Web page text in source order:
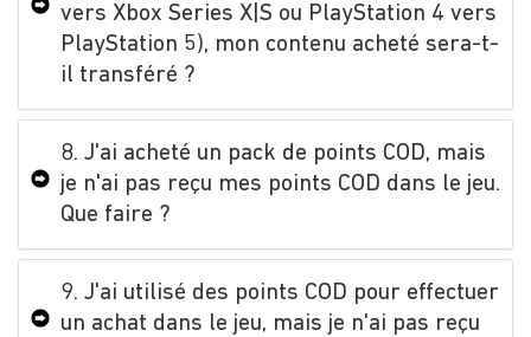
vers Xbox Series X|S ou PlayStation 4 vers
PlayStation 5), mon contenu acheté sera-t-
il transféré ?
8. J'ai acheté un pack de points COD, mais
je n'ai pas reçu mes points COD dans le jeu.
Que faire ?
9. J'ai utilisé des points COD pour effectuer
un achat dans le jeu, mais je n'ai pas reçu